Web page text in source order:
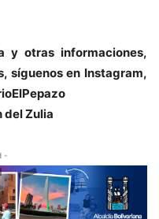
y otras informaciones,
síguenos en Instagram,
del Zulia
-